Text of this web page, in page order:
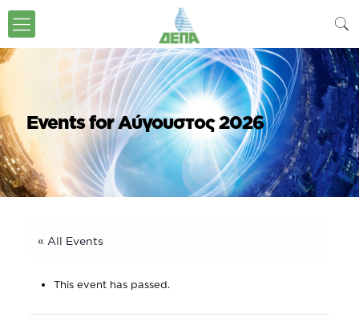
Events for Αύγουστος 2026
« All Events
This event has passed.